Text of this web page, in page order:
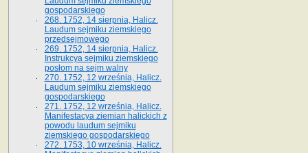
gospodarskiego
268. 1752, 14 sierpnia, Halicz.
Laudum sejmiku ziemskiego
przedsejmowego
269. 1752, 14 sierpnia, Halicz.
Instrukcya sejmiku ziemskiego
posłom na sejm walny
270. 1752, 12 września, Halicz.
Laudum sejmiku ziemskiego
gospodarskiego
271. 1752, 12 września, Halicz.
Manifestacya ziemian halickich z
powodu laudum sejmiku
ziemskiego gospodarskiego
272. 1753, 10 września, Halicz.